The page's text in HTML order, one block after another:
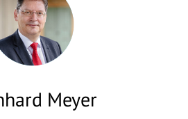
Meyer